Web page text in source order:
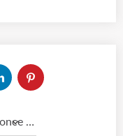
Marquer cette annonce comme...